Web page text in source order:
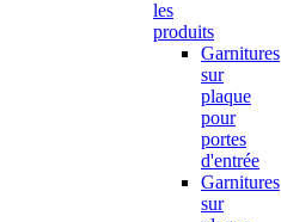
les
produits
Garnitures
sur
plaque
pour
portes
d'entrée
Garnitures
sur